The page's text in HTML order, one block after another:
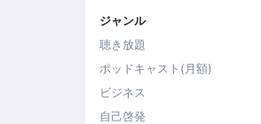
ジャンル
聴き放題
ポッドキャスト(月額)
ビジネス
自己啓発